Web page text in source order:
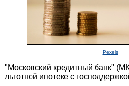
Pexels
"Московский кредитный банк"
льготной ипотеке с